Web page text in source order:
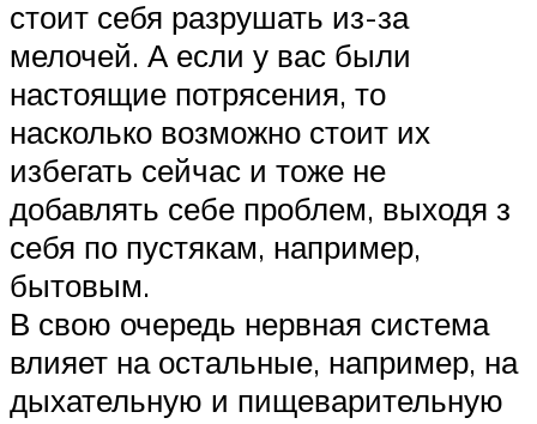
стоит себя разрушать из-за
мелочей. А если у вас были
настоящие потрясения, то
насколько возможно стоит их
избегать сейчас и тоже не
добавлять себе проблем, выходя з
себя по пустякам, например,
бытовым.
В свою очередь нервная система
влияет на остальные, например, на
дыхательную и пищеварительную